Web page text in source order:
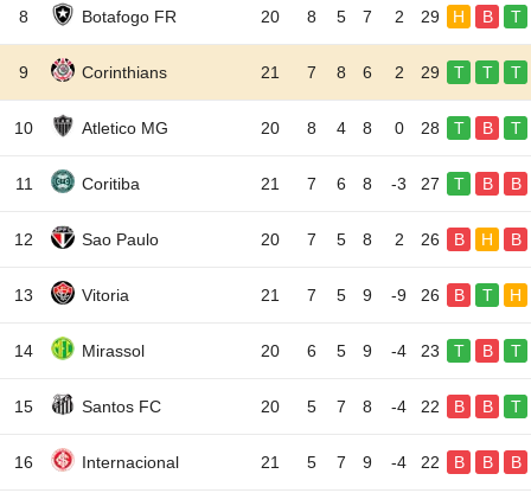
8 Botafogo FR 20 8 5 7 2 29 H B T
9 Corinthians 21 7 8 6 2 29 T T T
10 Atletico MG 20 8 4 8 0 28 T B T
11 Coritiba 21 7 6 8 -3 27 T B B
12 Sao Paulo 20 7 5 8 2 26 B H B
13 Vitoria 21 7 5 9 -9 26 B T H
14 Mirassol 20 6 5 9 -4 23 T B T
15 Santos FC 20 5 7 8 -4 22 B B T
16 Internacional 21 5 7 9 -4 22 B B B